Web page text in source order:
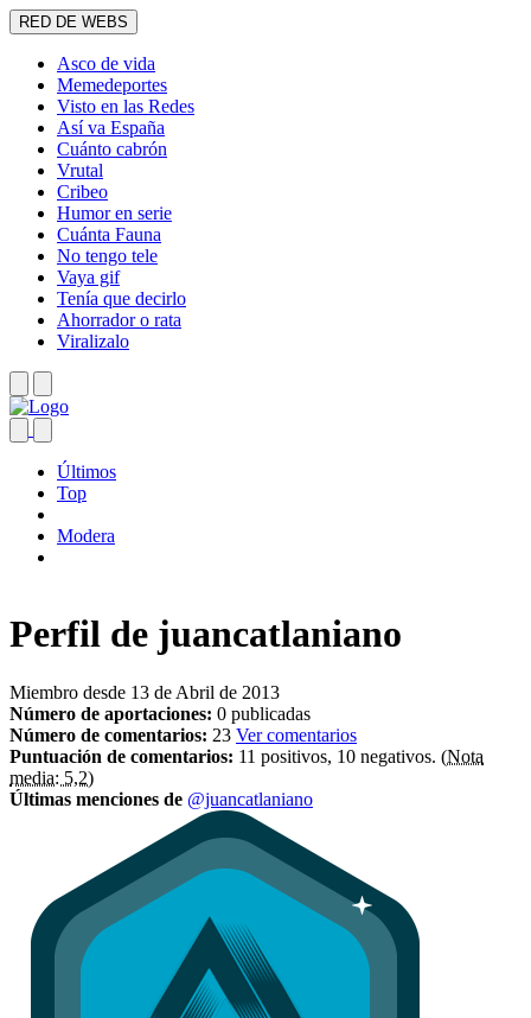
RED DE WEBS
Asco de vida
Memedeportes
Visto en las Redes
Así va España
Cuánto cabrón
Vrutal
Cribeo
Humor en serie
Cuánta Fauna
No tengo tele
Vaya gif
Tenía que decirlo
Ahorrador o rata
Viralizalo
Últimos
Top
Modera
Perfil de juancatlaniano
Miembro desde 13 de Abril de 2013
Número de aportaciones: 0 publicadas
Número de comentarios: 23 Ver comentarios
Puntuación de comentarios: 11 positivos, 10 negativos. (Nota
media: 5,2)
Últimas menciones de @juancatlaniano